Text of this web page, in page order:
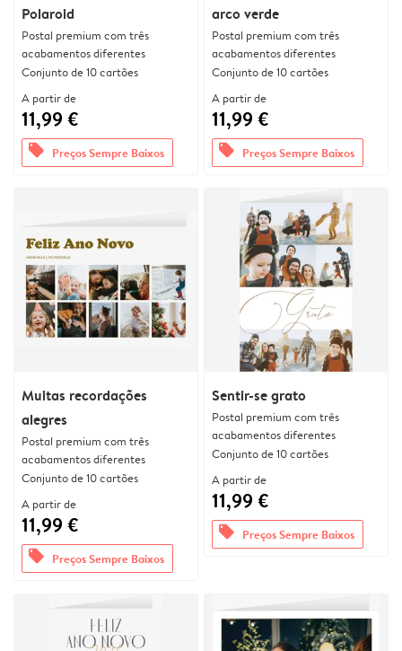
Polaroid
Postal premium com três
acabamentos diferentes
Conjunto de 10 cartões
A partir de
11,99 €
offers Preços Sempre Baixos
arco verde
Postal premium com três
acabamentos diferentes
Conjunto de 10 cartões
A partir de
11,99 €
offers Preços Sempre Baixos
Muitas recordações
alegres
Postal premium com três
acabamentos diferentes
Conjunto de 10 cartões
A partir de
11,99 €
offers Preços Sempre Baixos
Sentir-se grato
Postal premium com três
acabamentos diferentes
Conjunto de 10 cartões
A partir de
11,99 €
offers Preços Sempre Baixos